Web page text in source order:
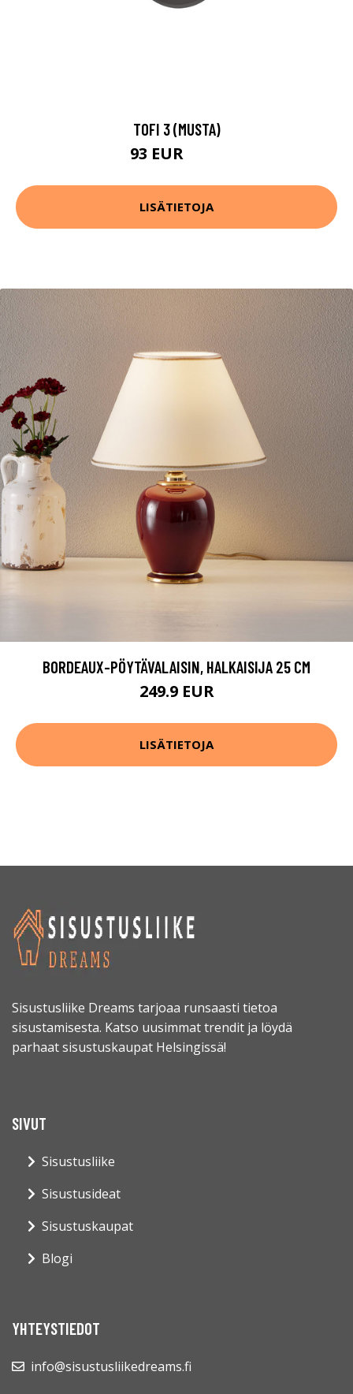
TOFI 3 (MUSTA)
93 EUR
LISÄTIETOJA
BORDEAUX-PÖYTÄVALAISIN, HALKAISIJA 25 CM
249.9 EUR
LISÄTIETOJA
Sisustusliike Dreams tarjoaa runsaasti tietoa
sisustamisesta. Katso uusimmat trendit ja löydä
parhaat sisustuskaupat Helsingissä!
SIVUT
Sisustusliike
Sisustusideat
Sisustuskaupat
Blogi
YHTEYSTIEDOT
info@sisustusliikedreams.fi